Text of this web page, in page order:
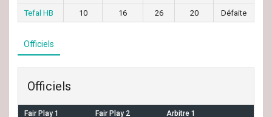
Tefal HB 10 16 26 20 Défaite
Officiels
Officiels
Fair Play 1 Fair Play 2 Arbitre 1